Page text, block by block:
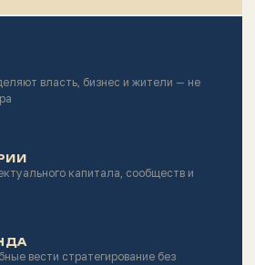
власть, бизнес и жители — не
капитала, сообществ и
вести стратегирование без